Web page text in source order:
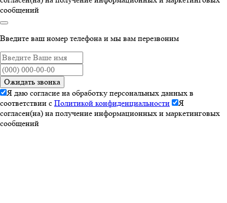
сообщений
Введите ваш номер телефона и мы вам перезвоним
Ожидать звонка
Я даю согласие на обработку персональных данных в
соответствии с Политикой конфиденциальности
Я
согласен(на) на получение информационных и маркетинговых
сообщений